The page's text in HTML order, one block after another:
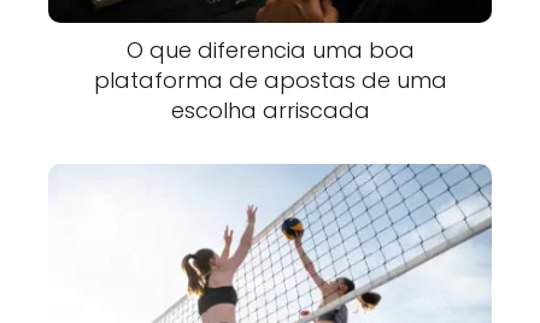
O que diferencia uma boa
plataforma de apostas de uma
escolha arriscada